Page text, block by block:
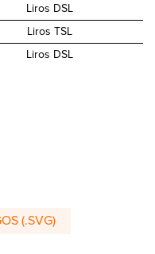
Liros DSL
Liros TSL
Liros DSL
(.SVG)